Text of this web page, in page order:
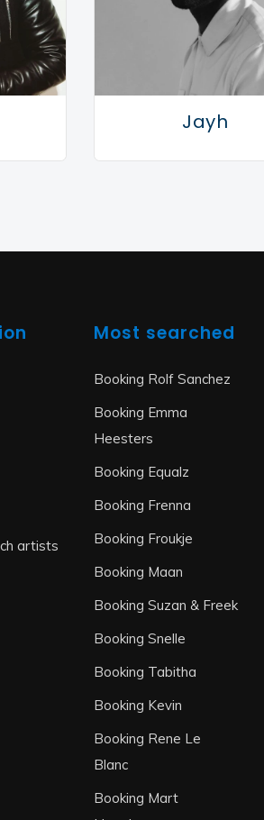
op hol te
zal hoeven
Jayh
artists
Most searched
Booking Rolf Sanchez
Booking Emma
Heesters
Booking Equalz
Booking Frenna
Booking Froukje
Booking Maan
Booking Suzan & Freek
Booking Snelle
Booking Tabitha
Booking Kevin
Booking Rene Le
Blanc
Booking Mart